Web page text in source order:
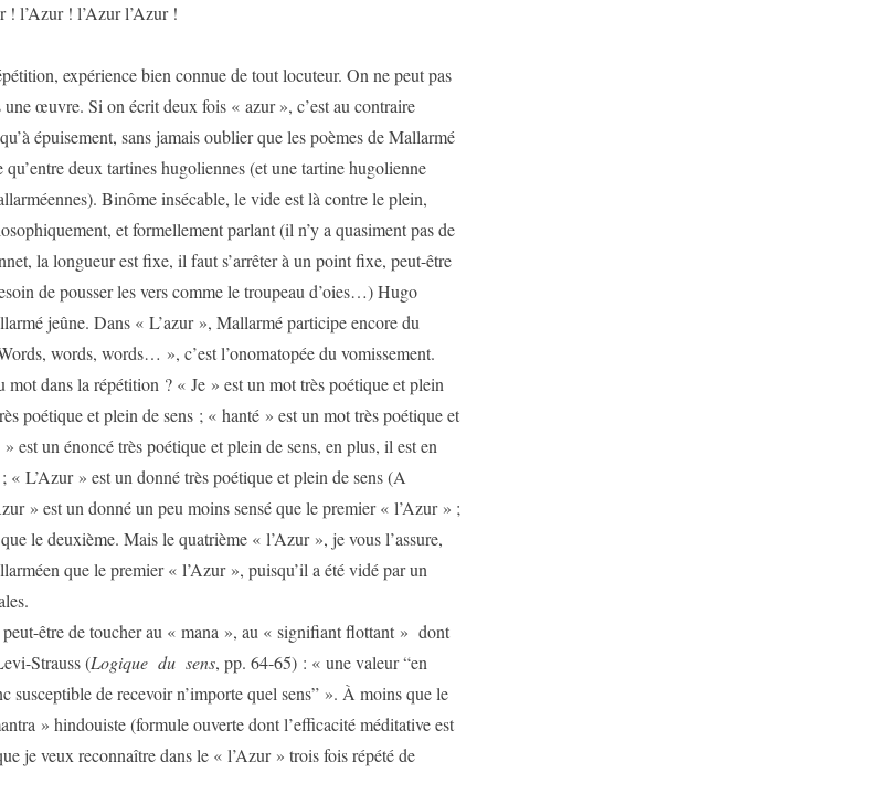
! l’Azur ! l’Azur l’Azur !
expérience bien connue de tout locuteur. On ne peut pas
œuvre. Si on écrit deux fois « azur », c’est au contraire
épuisement, sans jamais oublier que les poèmes de Mallarmé
deux tartines hugoliennes (et une tartine hugolienne
Binôme insécable, le vide est là contre le plein,
et formellement parlant (il n’y a quasiment pas de
la longueur est fixe, il faut s’arrêter à un point fixe, peut-être
de pousser les vers comme le troupeau d’oies…) Hugo
jeûne. Dans « L’azur », Mallarmé participe encore du
words, words… », c’est l’onomatopée du vomissement.
dans la répétition ? « Je » est un mot très poétique et plein
poétique et plein de sens ; « hanté » est un mot très poétique et
est un énoncé très poétique et plein de sens, en plus, il est en
L’Azur » est un donné très poétique et plein de sens (A
» est un donné un peu moins sensé que le premier « l’Azur » ;
le deuxième. Mais le quatrième « l’Azur », je vous l’assure,
que le premier « l’Azur », puisqu’il a été vidé par un
de toucher au « mana », au « signifiant flottant » dont
Strauss (Logique du sens, pp. 64-65) : « une valeur “en
susceptible de recevoir n’importe quel sens” ». À moins que le
» hindouiste (formule ouverte dont l’efficacité méditative est
je veux reconnaître dans le « l’Azur » trois fois répété de